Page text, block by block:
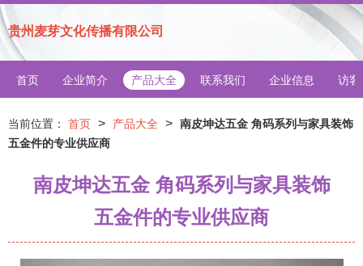
贵州麦芽文化传播有限公司
首页 企业简介 产品大全 联系我们 企业信息 访客
当前位置： 首页 > 产品大全 > 南皮坤达五金 角码系列与家具装饰
五金件的专业供应商
南皮坤达五金 角码系列与家具装饰
五金件的专业供应商